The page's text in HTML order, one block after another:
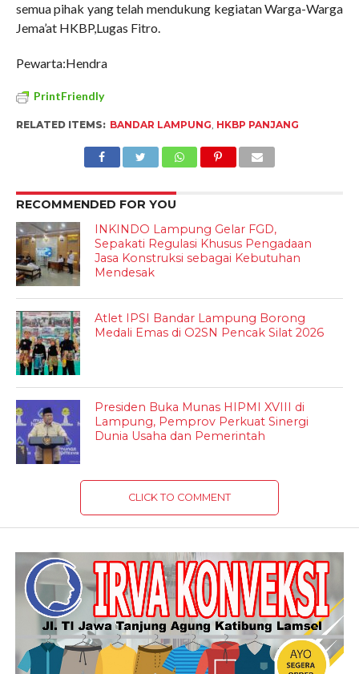
semua pihak yang telah mendukung kegiatan Warga-Warga
Jema’at HKBP,Lugas Fitro.
Pewarta:Hendra
PrintFriendly
RELATED ITEMS: BANDAR LAMPUNG, HKBP PANJANG
RECOMMENDED FOR YOU
INKINDO Lampung Gelar FGD,
Sepakati Regulasi Khusus Pengadaan
Jasa Konstruksi sebagai Kebutuhan
Mendesak
Atlet IPSI Bandar Lampung Borong
Medali Emas di O2SN Pencak Silat 2026
Presiden Buka Munas HIPMI XVIII di
Lampung, Pemprov Perkuat Sinergi
Dunia Usaha dan Pemerintah
CLICK TO COMMENT